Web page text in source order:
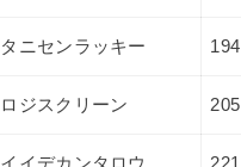
タニセンラッキー 194
ロジスクリーン 205
イイデカンタロウ 221